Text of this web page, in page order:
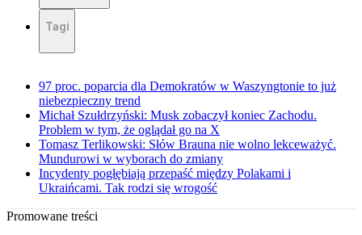
Tagi
97 proc. poparcia dla Demokratów w Waszyngtonie to już
niebezpieczny trend
Michał Szułdrzyński: Musk zobaczył koniec Zachodu.
Problem w tym, że oglądał go na X
Tomasz Terlikowski: Słów Brauna nie wolno lekceważyć.
Mundurowi w wyborach do zmiany
Incydenty pogłębiają przepaść między Polakami i
Ukraińcami. Tak rodzi się wrogość
Promowane treści